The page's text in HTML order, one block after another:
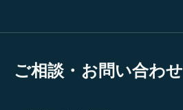
ご相談・お問い合わせ